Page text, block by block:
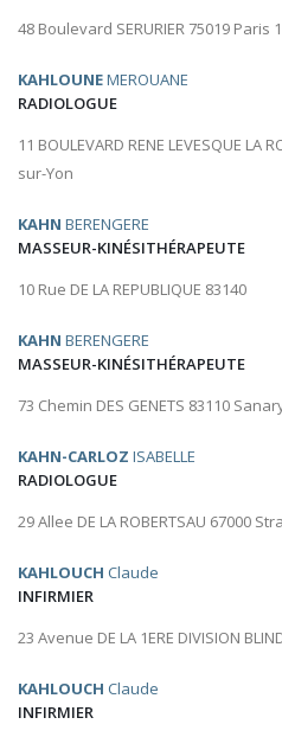
48 Boulevard SERURIER 75019
KAHLOUNEMEROUANE
RADIOLOGUE
11 BOULEVARD RENE LEVESQUE LA
sur-Yon
KAHN BERENGERE
MASSEUR-KINÉSITHÉRAPEUTE
10 Rue DE LA REPUBLIQUE 83140
KAHN BERENGERE
MASSEUR-KINÉSITHÉRAPEUTE
73 Chemin DES GENETS 83110
KAHN-CARLOZ ISABELLE
RADIOLOGUE
29 Allee DE LA ROBERTSAU 67000
KAHLOUCH Claude
INFIRMIER
23 Avenue DE LA 1ERE DIVISION
KAHLOUCH Claude
INFIRMIER